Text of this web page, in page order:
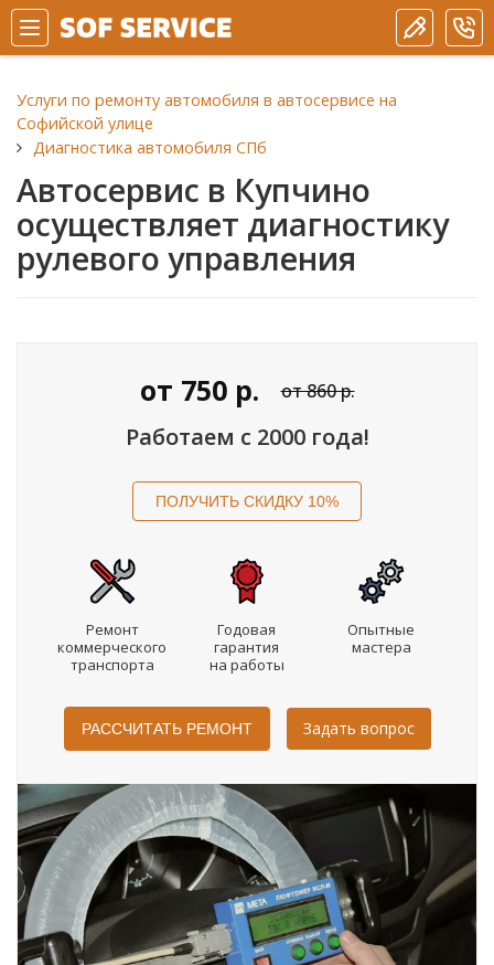
Услуги по ремонту автомобиля в автосервисе на
Софийской улице
Диагностика автомобиля СПб
Автосервис в Купчино
осуществляет диагностику
рулевого управления
от 750р. от 860 р.
Работаем с 2000 года!
Ремонт
коммерческого
транспорта
Годовая
гарантия
на работы
Опытные
мастера
Задать вопрос